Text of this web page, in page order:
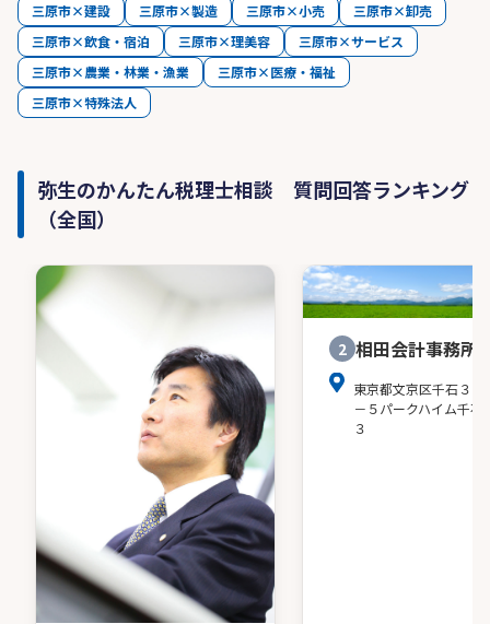
三原市×建設 三原市×製造 三原市×小売
三原市×卸売
三原市×飲食・宿泊
三原市×理美容
三原市×サービス
三原市×農業・林業・漁業
三原市×医療・福祉
三原市×特殊法人
弥生のかんたん税理士相談 質問回答ランキング
（全国）
2 相田会計事務所
東京都文京区千石３－
－５パークハイム千石
３